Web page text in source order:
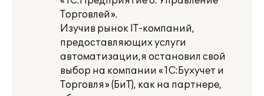
Торговлей».
Изучив рынок IT-компаний,
предоставляющих услуги
автоматизации,я остановил свой
выбор на компании «1С:Бухучет и
Торговля» (БиТ), как на партнере,